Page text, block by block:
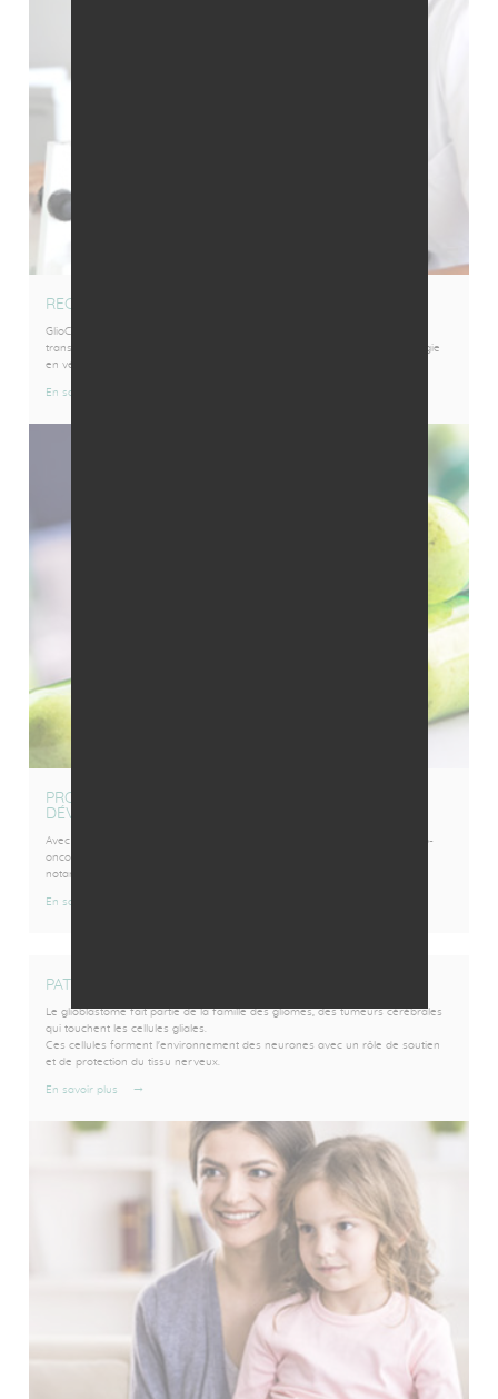
RECHERCHE
GlioCure offre une solution translationnelle complète permettant de
transformer des molécules d'intérêt dans le domaine de la neuro-oncologie
en véritables candidats-médicaments.
En savoir plus
PRODUITS EN
DÉVELOPPEMENT
Avec GC01, son permier actif, GlioCure cible plusieurs indications en neuro-
oncologie pour lesquelles les besoins médicaux sont très importants, et
notamment les différentes formes de glioblastome.
En savoir plus
PATIENTS ET FAMILLE
Le glioblastome fait partie de la famille des gliomes, des tumeurs cérébrales
qui touchent les cellules gliales.
Ces cellules forment l'environnement des neurones avec un rôle de soutien
et de protection du tissu nerveux.
En savoir plus